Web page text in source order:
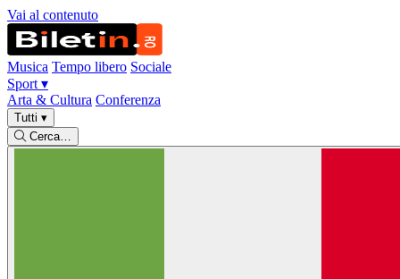
Vai al contenuto
Musica Tempo libero Sociale
Sport ▾
Arta & Cultura Conferenza
Tutti ▾
Cerca…